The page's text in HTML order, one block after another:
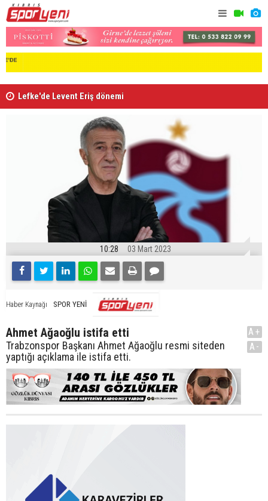
Lefke'de Levent Eriş dönemi
10:28 03 Mart 2023
Haber Kaynağı SPOR YENİ
Ahmet Ağaoğlu istifa etti
Trabzonspor Başkanı Ahmet Ağaoğlu resmi siteden
yaptığı açıklama ile istifa etti.
A+
A-